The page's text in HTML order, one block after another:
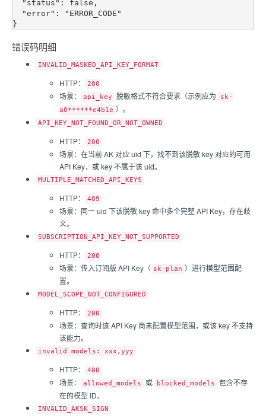
错误码明细
INVALID_MASKED_API_KEY_FORMAT
HTTP： 200
场景： api_key 脱敏格式不符合要求（示例应为
sk-
a0******e4b1e ）。
API_KEY_NOT_FOUND_OR_NOT_OWNED
HTTP： 200
场景：在当前 AK 对应 uid 下，找不到该脱敏 key 对应的可用
API Key，或 key 不属于该 uid。
MULTIPLE_MATCHED_API_KEYS
HTTP： 409
场景：同一 uid 下该脱敏 key 命中多个完整 API Key，存在歧
义。
SUBSCRIPTION_API_KEY_NOT_SUPPORTED
HTTP： 200
场景：传入订阅版 API Key（ sk-plan ）进行模型范围配
置。
MODEL_SCOPE_NOT_CONFIGURED
HTTP： 200
场景：查询时该 API Key 尚未配置模型范围，或该 key 不支持
该能力。
invalid models: xxx,yyy
HTTP： 400
场景： allowed_models 或 blocked_models
包含不存
在的模型 ID。
INVALID_AKSK_SIGN